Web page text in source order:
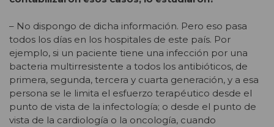
– No dispongo de dicha información. Pero eso pasa
todos los días en los hospitales de este país. Por
ejemplo, si un paciente tiene una infección por una
bacteria multirresistente a todos los antibióticos, de
primera, segunda, tercera y cuarta generación, y a esa
persona se le limita el esfuerzo terapéutico desde el
punto de vista de la infectología; o desde el punto de
vista de la cardiología o la oncología, cuando